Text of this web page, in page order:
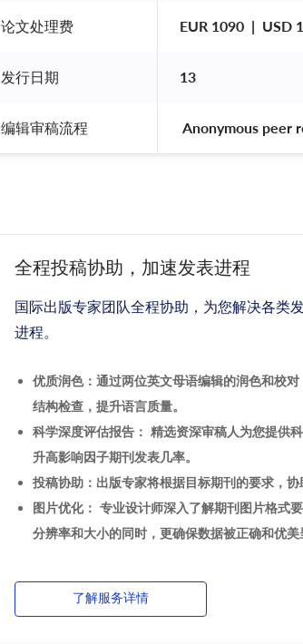
论文处理费 EUR 1090  |  USD
发行日期 13
编辑审稿流程 Anonymous peer
全程投稿协助，加速发表进程
国际出版专家团队全程协助，为您解决各类
进程。
优质润色：通过两位英文母语编辑的润色和校
结构检查，提升语言质量。
科学深度评估报告： 精选资深审稿人为您提供
升高影响因子期刊发表几率。
投稿协助：出版专家将根据目标期刊的要求，协
图片优化： 专业设计师深入了解期刊图片格式
分辨率和大小的同时，更确保数据被正确和优美
了解服务详情